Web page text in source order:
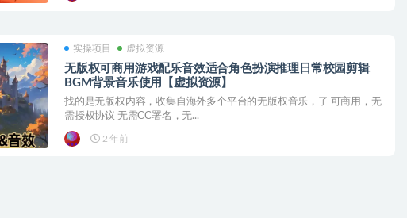
实操项目 虚拟资源
无版权可商用游戏配乐音效适合角色扮演推理日常校园剪辑
BGM背景音乐使用【虚拟资源】
找的是无版权内容，收集自海外多个平台的无版权音乐，了 可商用，无
需授权协议 无需CC署名，无...
2 年前